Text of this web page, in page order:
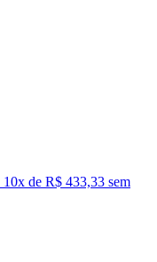
10x de R$ 433,33 sem